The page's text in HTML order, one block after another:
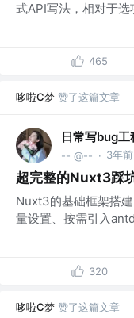
式API写法，相对于选
465
哆啦C梦 赞了这篇文章
日常写bug工
-- @-- · 3年前
超完整的Nuxt3踩
Nuxt3的基础框架搭
量设置、按需引入
320
哆啦C梦 赞了这篇文章